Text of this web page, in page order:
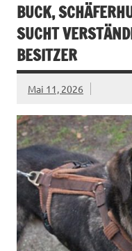
BUCK,
SUCHT
BESITZER
Mai 11, 2026